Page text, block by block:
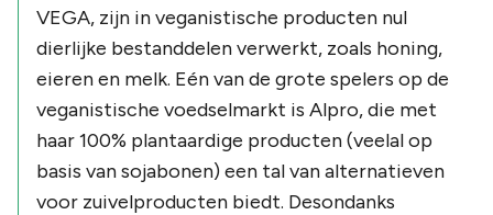
VEGA, zijn in veganistische producten nul
dierlijke bestanddelen verwerkt, zoals honing,
eieren en melk. Eén van de grote spelers op de
veganistische voedselmarkt is Alpro, die met
haar 100% plantaardige producten (veelal op
basis van sojabonen) een tal van alternatieven
voor zuivelproducten biedt. Desondanks